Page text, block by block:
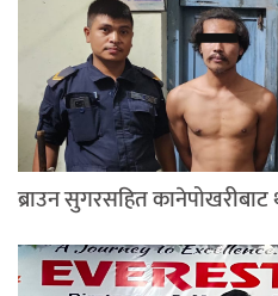
ब्राउन सुगरसहित